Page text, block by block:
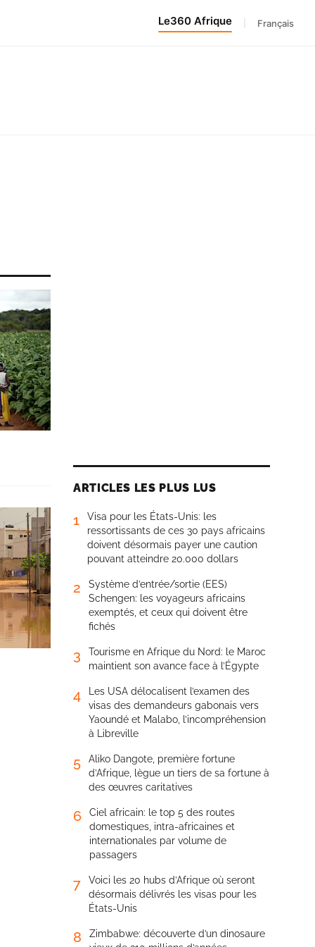
Le360 Afrique Français
ARTICLES LES PLUS LUS
1
Visa pour les États-Unis: les
ressortissants de ces 30 pays africains
doivent désormais payer une caution
pouvant atteindre 20.000 dollars
2
Système d’entrée/sortie (EES)
Schengen: les voyageurs africains
exemptés, et ceux qui doivent être
fichés
3
Tourisme en Afrique du Nord: le Maroc
maintient son avance face à l’Égypte
4
Les USA délocalisent l’examen des
visas des demandeurs gabonais vers
Yaoundé et Malabo, l’incompréhension
à Libreville
5
Aliko Dangote, première fortune
d’Afrique, lègue un tiers de sa fortune à
des œuvres caritatives
6
Ciel africain: le top 5 des routes
domestiques, intra-africaines et
internationales par volume de
passagers
7
Voici les 20 hubs d’Afrique où seront
désormais délivrés les visas pour les
États-Unis
8
Zimbabwe: découverte d’un dinosaure